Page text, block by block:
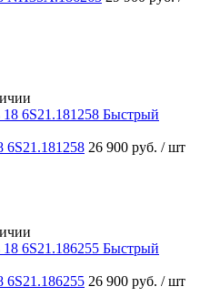
Быстрый
26 900 руб. / шт
Быстрый
26 900 руб. / шт